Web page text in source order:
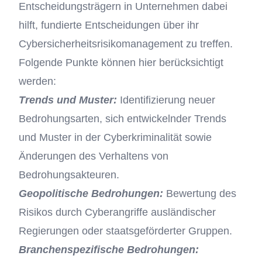
Entscheidungsträgern in Unternehmen dabei
hilft, fundierte Entscheidungen über ihr
Cybersicherheitsrisikomanagement zu treffen.
Folgende Punkte können hier berücksichtigt
werden:
Trends und Muster: Identifizierung neuer
Bedrohungsarten, sich entwickelnder Trends
und Muster in der Cyberkriminalität sowie
Änderungen des Verhaltens von
Bedrohungsakteuren.
Geopolitische Bedrohungen: Bewertung des
Risikos durch Cyberangriffe ausländischer
Regierungen oder staatsgeförderter Gruppen.
Branchenspezifische Bedrohungen: